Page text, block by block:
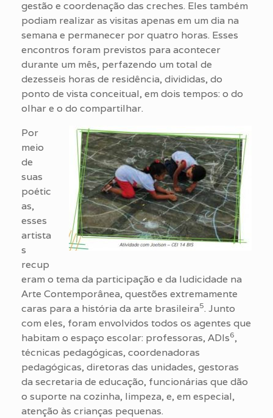
gestão e coordenação das creches. Eles também
podiam realizar as visitas apenas em um dia na
semana e permanecer por quatro horas. Esses
encontros foram previstos para acontecer
durante um mês, perfazendo um total de
dezesseis horas de residência, divididas, do
ponto de vista conceitual, em dois tempos: o do
olhar e o do compartilhar.
Por
meio
de
suas
poétic
as,
esses
artista
s
recup
eram o tema da participação e da ludicidade na
Arte Contemporânea, questões extremamente
caras para a história da arte brasileira5. Junto
com eles, foram envolvidos todos os agentes que
habitam o espaço escolar: professoras, ADIs6,
técnicas pedagógicas, coordenadoras
pedagógicas, diretoras das unidades, gestoras
da secretaria de educação, funcionárias que dão
o suporte na cozinha, limpeza, e, em especial,
atenção às crianças pequenas.